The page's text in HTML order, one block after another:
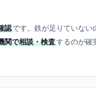
認です。鉄が足りていない
関で相談・検査するのが確